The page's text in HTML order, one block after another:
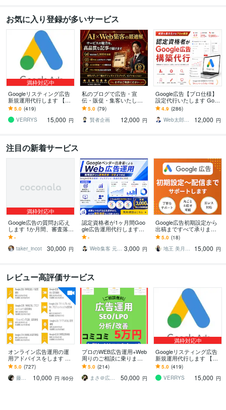
お気に入り登録が多いサービス
満枠対応中
Googleリスティング広告
新規運用代行します 【お
試し価格】Google広告代
行実績3000件以上
5.0 (419)
VERRYS
15,000 円
私のブログで広告・宣
伝・販促・集客いたしま
す 「AI×WEBサイト運
営」の専門メディアでプ
ロモーション！
5.0 (79)
賢者企画
12,000 円
Google広告【プロ仕様】
設定代行いたします Goog
le認定パートナーが繰り出
す進撃の一手！！
4.9 (286)
Web太郎＠Google認定パートナー
12,000 円
注目の新着サービス
満枠対応中
Google広告の質問お応え
します 1か月間、審査落ち
やエラーの課題解決をお
手伝いいたします
-
taker_incot
30,000 円
認定資格者が1ヶ月間Goo
gle広告運用代行します
《3000社以上≫Googleベ
ンダー企業出身者・認定
資格者
-
Web集客 元Googleベンダー 3,000 円
Google広告初期設定から
出稿まですべて承ります
Google広告/アカウント作
成/コンバージョン/初心者
5.0 (18)
地王 美月＠広告運用サポート
15,000 円
レビュー高評価サービス
オンライン広告運用の運
用アドバイスをします 施
策提案・改善提案・成果
計測・運用指導が必要な
方へ。
5.0 (727)
藤﨑勝雄
10,000 円 /60分
プロのWEB広告運用+Web
周りのご相談に乗ります
広告運用以外でもSEOやS
NSマーケティングも受け
付けます
5.0 (214)
まさ＠広告代理店
50,000 円
満枠対応中
Googleリスティング広告
新規運用代行します 【お
試し価格】Google広告代
行実績3000件以上
5.0 (419)
VERRYS
15,000 円